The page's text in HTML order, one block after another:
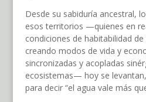
Desde su sabiduría ancestral,
esos territorios —quienes en
condiciones de habitabilidad
creando modos de vida y
sincronizadas y acopladas
ecosistemas— hoy se
para decir “el agua vale más